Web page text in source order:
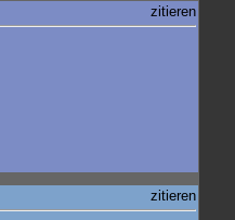
zitieren
zitieren